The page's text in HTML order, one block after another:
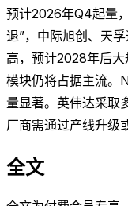
预计2026年Q4起量
退”，中际旭创、天
高，预计2028年后
模块仍将占据主流。
量显著。英伟达采取
厂商需通过产线升级
全文